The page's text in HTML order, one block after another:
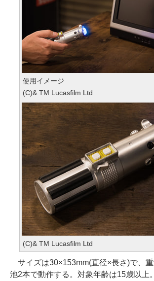
使用イメージ
(C)& TM Lucasfilm Ltd
(C)& TM Lucasfilm Ltd
サイズは30×153mm(直径×長さ)で、
池2本で動作する。対象年齢は15歳以上